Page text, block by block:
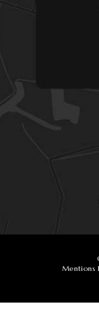
Mentions